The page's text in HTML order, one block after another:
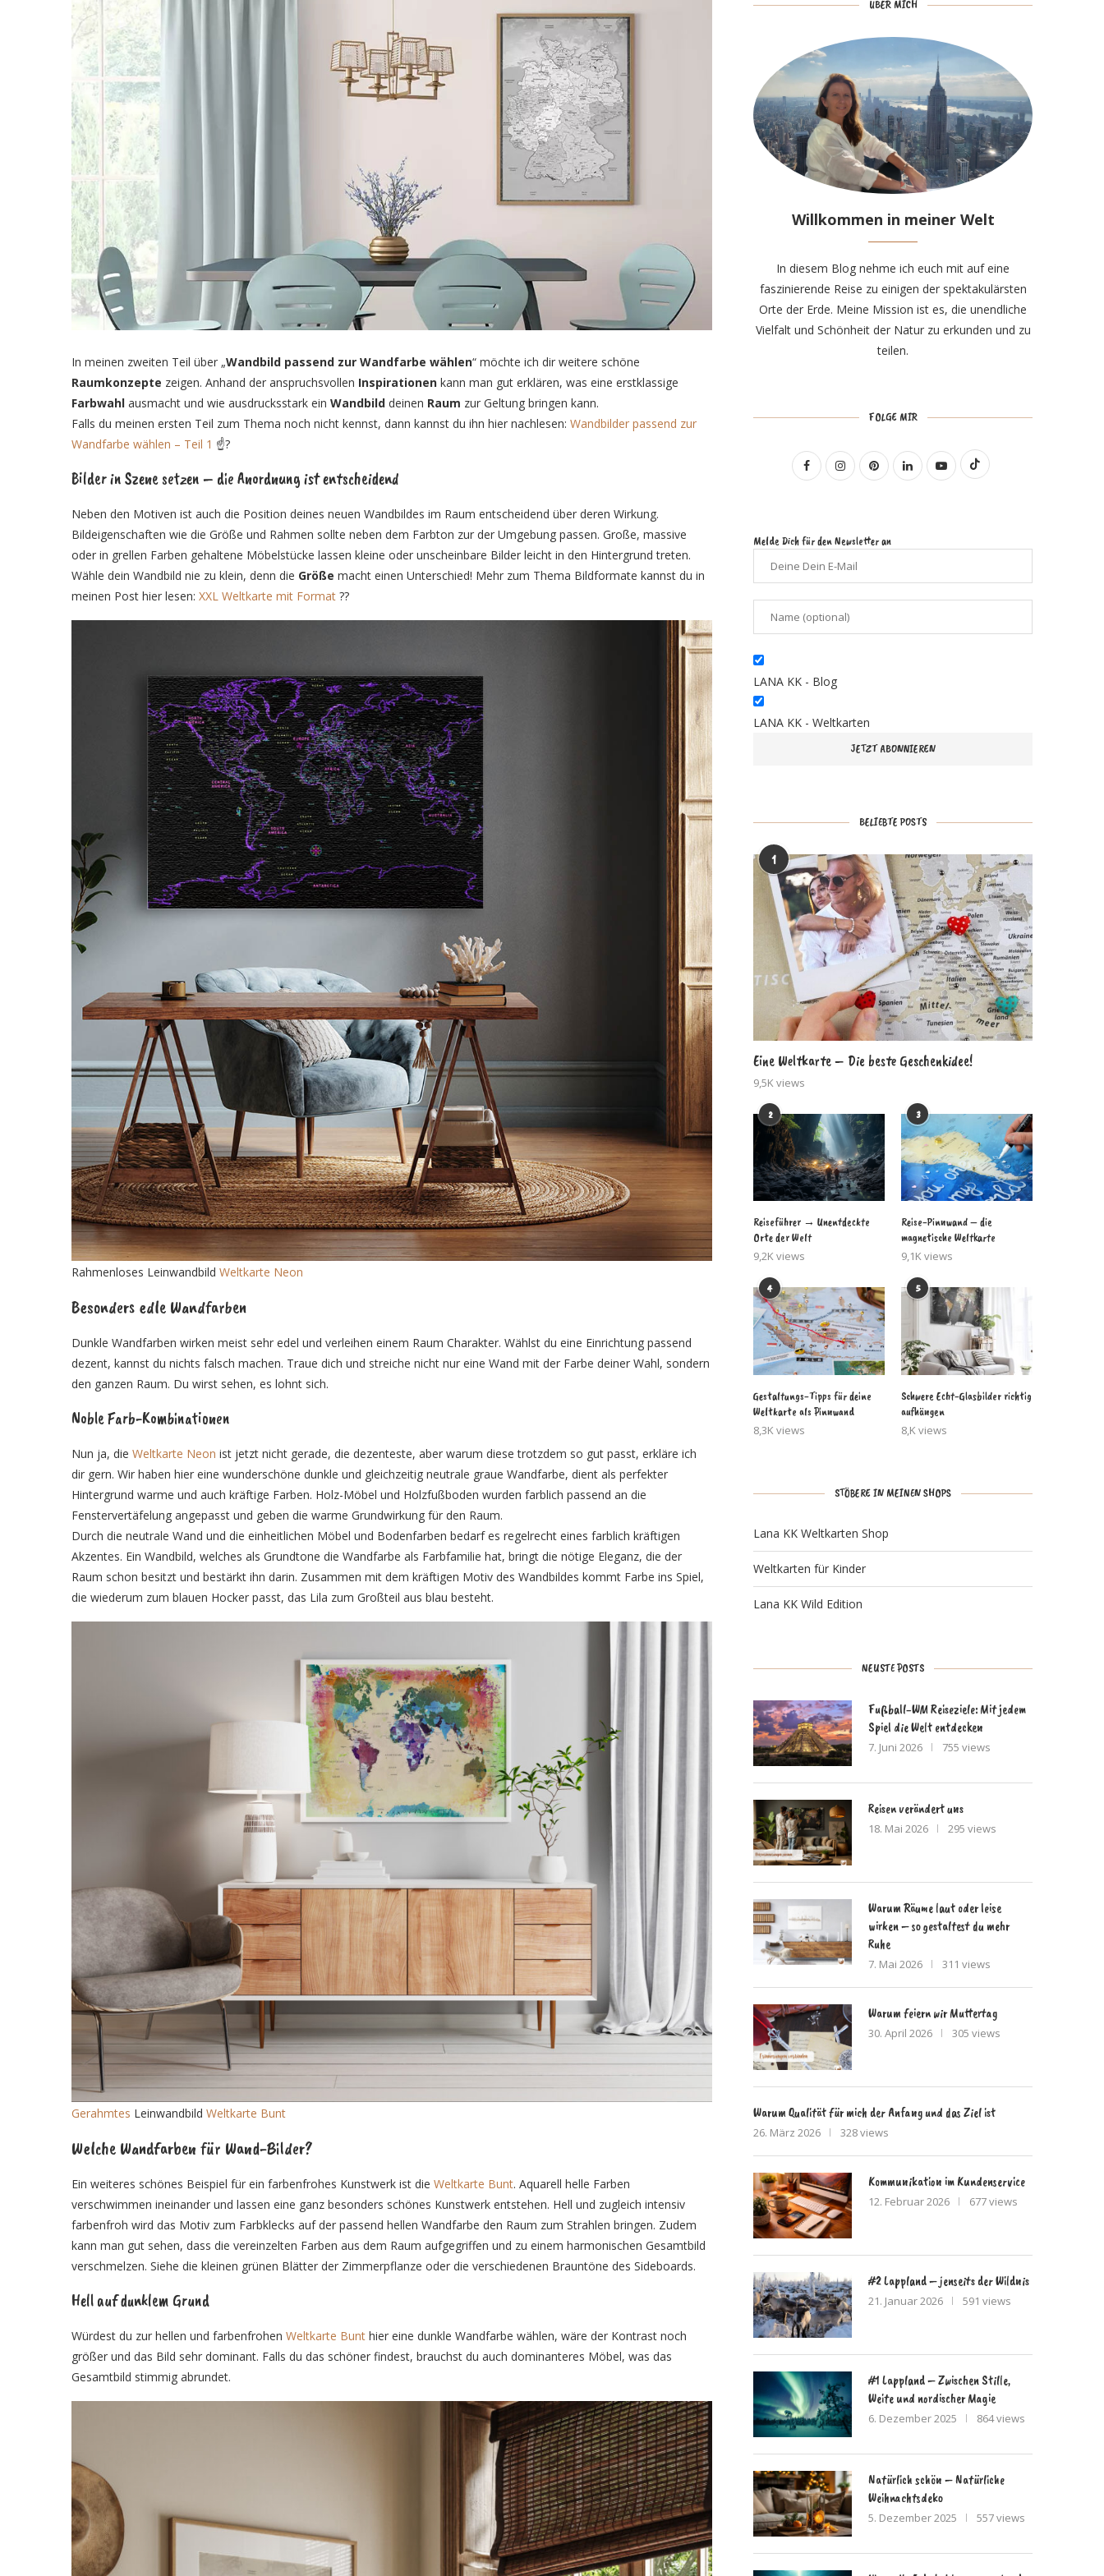
In meinen zweiten Teil über „Wandbild passend zur Wandfarbe wählen“ möchte ich dir weitere schöne
Raumkonzepte zeigen. Anhand der anspruchsvollen Inspirationen kann man gut erklären, was eine erstklassige
Farbwahl ausmacht und wie ausdrucksstark ein Wandbild deinen Raum zur Geltung bringen kann.
Falls du meinen ersten Teil zum Thema noch nicht kennst, dann kannst du ihn hier nachlesen: Wandbilder passend zur
Wandfarbe wählen – Teil 1 ☝?
Bilder in Szene setzen – die Anordnung ist entscheidend
Neben den Motiven ist auch die Position deines neuen Wandbildes im Raum entscheidend über deren Wirkung.
Bildeigenschaften wie die Größe und Rahmen sollte neben dem Farbton zur der Umgebung passen. Große, massive
oder in grellen Farben gehaltene Möbelstücke lassen kleine oder unscheinbare Bilder leicht in den Hintergrund treten.
Wähle dein Wandbild nie zu klein, denn die Größe macht einen Unterschied! Mehr zum Thema Bildformate kannst du in
meinen Post hier lesen: XXL Weltkarte mit Format ??
Rahmenloses Leinwandbild Weltkarte Neon
Besonders edle Wandfarben
Dunkle Wandfarben wirken meist sehr edel und verleihen einem Raum Charakter. Wählst du eine Einrichtung passend
dezent, kannst du nichts falsch machen. Traue dich und streiche nicht nur eine Wand mit der Farbe deiner Wahl, sondern
den ganzen Raum. Du wirst sehen, es lohnt sich.
Noble Farb-Kombinationen
Nun ja, die Weltkarte Neon ist jetzt nicht gerade, die dezenteste, aber warum diese trotzdem so gut passt, erkläre ich
dir gern. Wir haben hier eine wunderschöne dunkle und gleichzeitig neutrale graue Wandfarbe, dient als perfekter
Hintergrund warme und auch kräftige Farben. Holz-Möbel und Holzfußboden wurden farblich passend an die
Fenstervertäfelung angepasst und geben die warme Grundwirkung für den Raum.
Durch die neutrale Wand und die einheitlichen Möbel und Bodenfarben bedarf es regelrecht eines farblich kräftigen
Akzentes. Ein Wandbild, welches als Grundtone die Wandfarbe als Farbfamilie hat, bringt die nötige Eleganz, die der
Raum schon besitzt und bestärkt ihn darin. Zusammen mit dem kräftigen Motiv des Wandbildes kommt Farbe ins Spiel,
die wiederum zum blauen Hocker passt, das Lila zum Großteil aus blau besteht.
Gerahmtes Leinwandbild Weltkarte Bunt
Welche Wandfarben für Wand-Bilder?
Ein weiteres schönes Beispiel für ein farbenfrohes Kunstwerk ist die Weltkarte Bunt. Aquarell helle Farben
verschwimmen ineinander und lassen eine ganz besonders schönes Kunstwerk entstehen. Hell und zugleich intensiv
farbenfroh wird das Motiv zum Farbklecks auf der passend hellen Wandfarbe den Raum zum Strahlen bringen. Zudem
kann man gut sehen, dass die vereinzelten Farben aus dem Raum aufgegriffen und zu einem harmonischen Gesamtbild
verschmelzen. Siehe die kleinen grünen Blätter der Zimmerpflanze oder die verschiedenen Brauntöne des Sideboards.
Hell auf dunklem Grund
Würdest du zur hellen und farbenfrohen Weltkarte Bunt hier eine dunkle Wandfarbe wählen, wäre der Kontrast noch
größer und das Bild sehr dominant. Falls du das schöner findest, brauchst du auch dominanteres Möbel, was das
Gesamtbild stimmig abrundet.
ÜBER MICH
Willkommen in meiner Welt
In diesem Blog nehme ich euch mit auf eine
faszinierende Reise zu einigen der spektakulärsten
Orte der Erde. Meine Mission ist es, die unendliche
Vielfalt und Schönheit der Natur zu erkunden und zu
teilen.
FOLGE MIR
Melde Dich für den Newsletter an
LANA KK - Blog
LANA KK - Weltkarten
BELIEBTE POSTS
1
Eine Weltkarte – Die beste Geschenkidee!
9,5K views
2
Reiseführer → Unentdeckte
Orte der Welt
9,2K views
3
Reise-Pinnwand – die
magnetische Weltkarte
9,1K views
4
Gestaltungs-Tipps für deine
Weltkarte als Pinnwand
8,3K views
5
Schwere Echt-Glasbilder richtig
aufhängen
8,K views
STÖBERE IN MEINEN SHOPS
Lana KK Weltkarten Shop
Weltkarten für Kinder
Lana KK Wild Edition
NEUSTE POSTS
Fußball-WM Reiseziele: Mit jedem
Spiel die Welt entdecken
7. Juni 2026 755 views
Reisen verändert uns
18. Mai 2026 295 views
Warum Räume laut oder leise
wirken – so gestaltest du mehr
Ruhe
7. Mai 2026 311 views
Warum feiern wir Muttertag
30. April 2026 305 views
Warum Qualität für mich der Anfang und das Ziel ist
26. März 2026 328 views
Kommunikation im Kundenservice
12. Februar 2026 677 views
#2 Lappland – jenseits der Wildnis
21. Januar 2026 591 views
#1 Lappland – Zwischen Stille,
Weite und nordischer Magie
6. Dezember 2025 864 views
Natürlich schön – Natürliche
Weihnachtsdeko
5. Dezember 2025 557 views